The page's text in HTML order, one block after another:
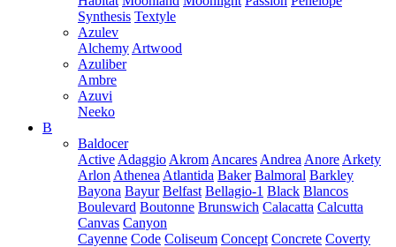
Synthesis Textyle
Azulev
Alchemy Artwood
Azuliber
Ambre
Azuvi
Neeko
B
Baldocer
Active Adaggio Akrom Ancares Andrea Anore Arkety
Arlon Athenea Atlantida Baker Balmoral Barkley
Bayona Bayur Belfast Bellagio-1 Black Blancos
Boulevard Boutonne Brunswich Calacatta Calcutta
Canvas Canyon
Cayenne Code Coliseum Concept Concrete Coverty